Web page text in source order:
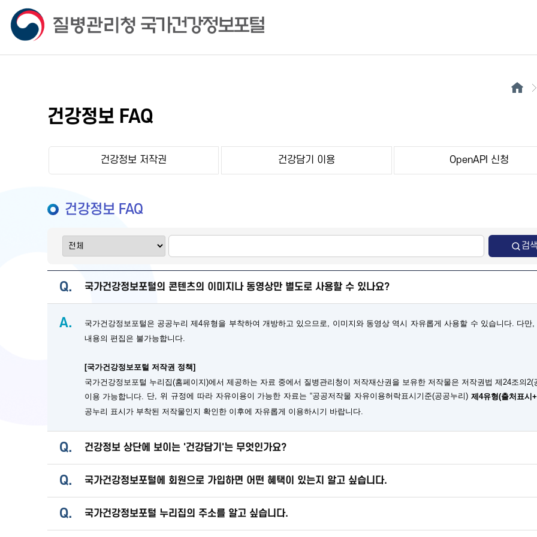
건강정보 FAQ
건강정보 저작권 건강담기 이용 OpenAPI 신청
건강정보 FAQ
검
Q. 국가건강정보포털의 콘텐츠의 이미지나 동영상만 별도로 사용할 수 있나요?
A.
국가건강정보포털은 공공누리 제4유형을 부착하여 개방하고 있으므로, 이미지와 동영상 역시 자유롭게 사용할 수 있습니다. 다
내용의 편집은 불가능합니다.
[국가건강정보포털 저작권 정책]
국가건강정보포털 누리집(홈페이지)에서 제공하는 자료 중에서 질병관리청이 저작재산권을 보유한 저작물은 저작권법 제24조의
이용 가능합니다. 단, 위 규정에 따라 자유이용이 가능한 자료는 “공공저작물 자유이용허락표시기준(공공누리)제4유형(출처표시
공누리 표시가 부착된 저작물인지 확인한 이후에 자유롭게 이용하시기 바랍니다.
Q. 건강정보 상단에 보이는 '건강담기'는 무엇인가요?
Q. 국가건강정보포털에 회원으로 가입하면 어떤 혜택이 있는지 알고 싶습니다.
Q. 국가건강정보포털 누리집의 주소를 알고 싶습니다.